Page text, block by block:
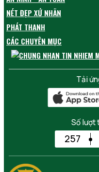
NÉT ĐẸP XỨ NHÃN
PHÁT THANH
CÁC CHUYÊN MỤC
Tải
Số lượt
257